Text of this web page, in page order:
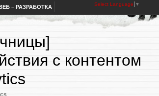
– РАЗРАБОТКА Select Language ▼
с контентом